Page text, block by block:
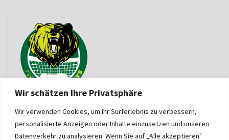
Wir schätzen Ihre Privatsphäre
Wir verwenden Cookies, um Ihr Surferlebnis zu verbessern,
personalisierte Anzeigen oder Inhalte einzusetzen und unseren
Datenverkehr zu analysieren. Wenn Sie auf „Alle akzeptieren"